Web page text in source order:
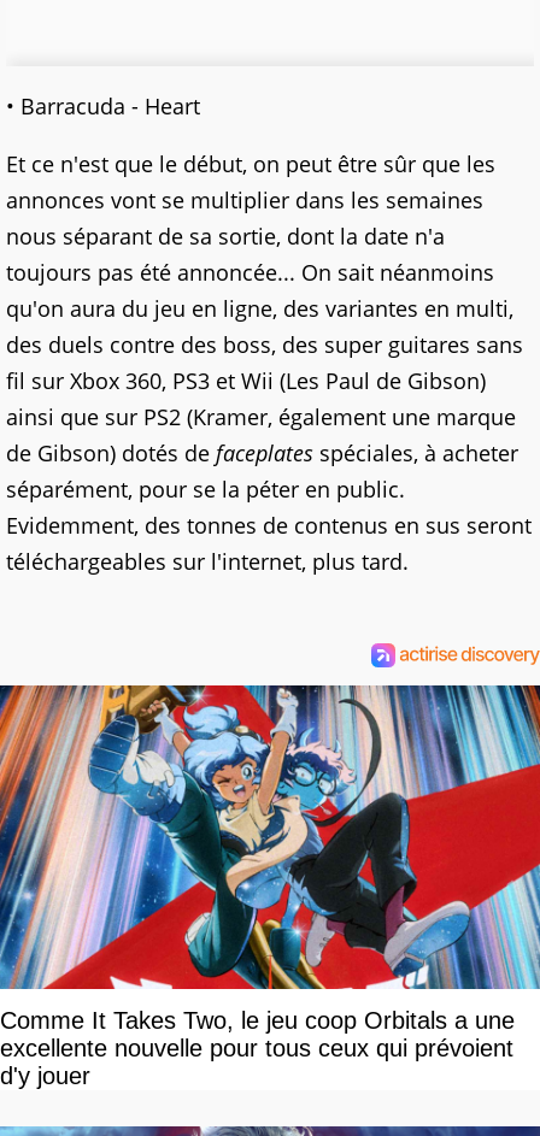
• Barracuda - Heart
Et ce n'est que le début, on peut être sûr que les
annonces vont se multiplier dans les semaines
nous séparant de sa sortie, dont la date n'a
toujours pas été annoncée... On sait néanmoins
qu'on aura du jeu en ligne, des variantes en multi,
des duels contre des boss, des super guitares sans
fil sur Xbox 360, PS3 et Wii (Les Paul de Gibson)
ainsi que sur PS2 (Kramer, également une marque
de Gibson) dotés de faceplates spéciales, à acheter
séparément, pour se la péter en public.
Evidemment, des tonnes de contenus en sus seront
téléchargeables sur l'internet, plus tard.
Comme It Takes Two, le jeu coop Orbitals a une
excellente nouvelle pour tous ceux qui prévoient
d'y jouer